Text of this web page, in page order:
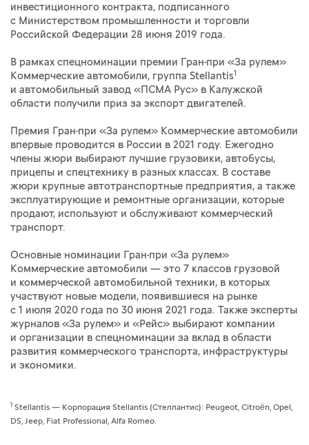
инвестиционного контракта, подписанного
с Министерством промышленности и торговли
Российской Федерации 28 июня 2019 года.
В рамках спецноминации премии Гран-при «За рулем»
Коммерческие автомобили, группа Stellantis1
и автомобильный завод «ПСМА Рус» в Калужской
области получили приз за экспорт двигателей.
Премия Гран-при «За рулем» Коммерческие автомобили
впервые проводится в России в 2021 году. Ежегодно
члены жюри выбирают лучшие грузовики, автобусы,
прицепы и спецтехнику в разных классах. В составе
жюри крупные автотранспортные предприятия, а также
эксплуатирующие и ремонтные организации, которые
продают, используют и обслуживают коммерческий
транспорт.
Основные номинации Гран-при «За рулем»
Коммерческие автомобили — это 7 классов грузовой
и коммерческой автомобильной техники, в которых
участвуют новые модели, появившиеся на рынке
с 1 июля 2020 года по 30 июня 2021 года. Также эксперты
журналов «За рулем» и «Рейс» выбирают компании
и организации в спецноминации за вклад в области
развития коммерческого транспорта, инфраструктуры
и экономики.
1 Stellantis — Корпорация Stellantis (Стеллантис): Peugeot, Citroën, Opel,
DS, Jeep, Fiat Professional, Alfa Romeo.